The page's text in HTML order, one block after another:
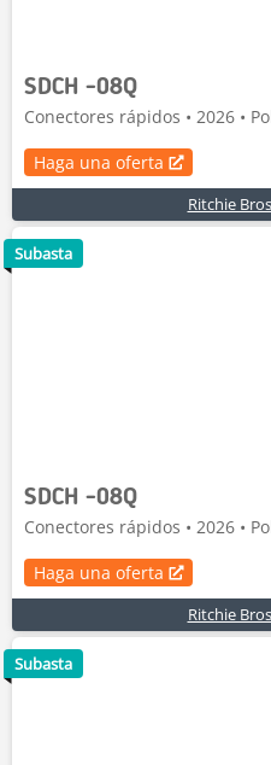
SDCH -08Q
Conectores rápidos • 2026 •
Haga una oferta
Ritchie
SDCH -08Q
Conectores rápidos • 2026 •
Haga una oferta
Ritchie
Subasta
Subasta